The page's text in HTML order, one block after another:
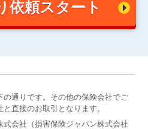
依頼スタート
通りです。その他の保険会社でご
直接のお取引となります。
式会社（損害保険ジャパン株式会社